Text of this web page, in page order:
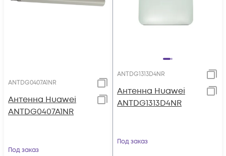
ANTDG0407A1NR
Антенна Huawei
ANTDG0407A1NR
Под заказ
ANTDG1313D4NR
Антенна Huawei
ANTDG1313D4NR
Под заказ